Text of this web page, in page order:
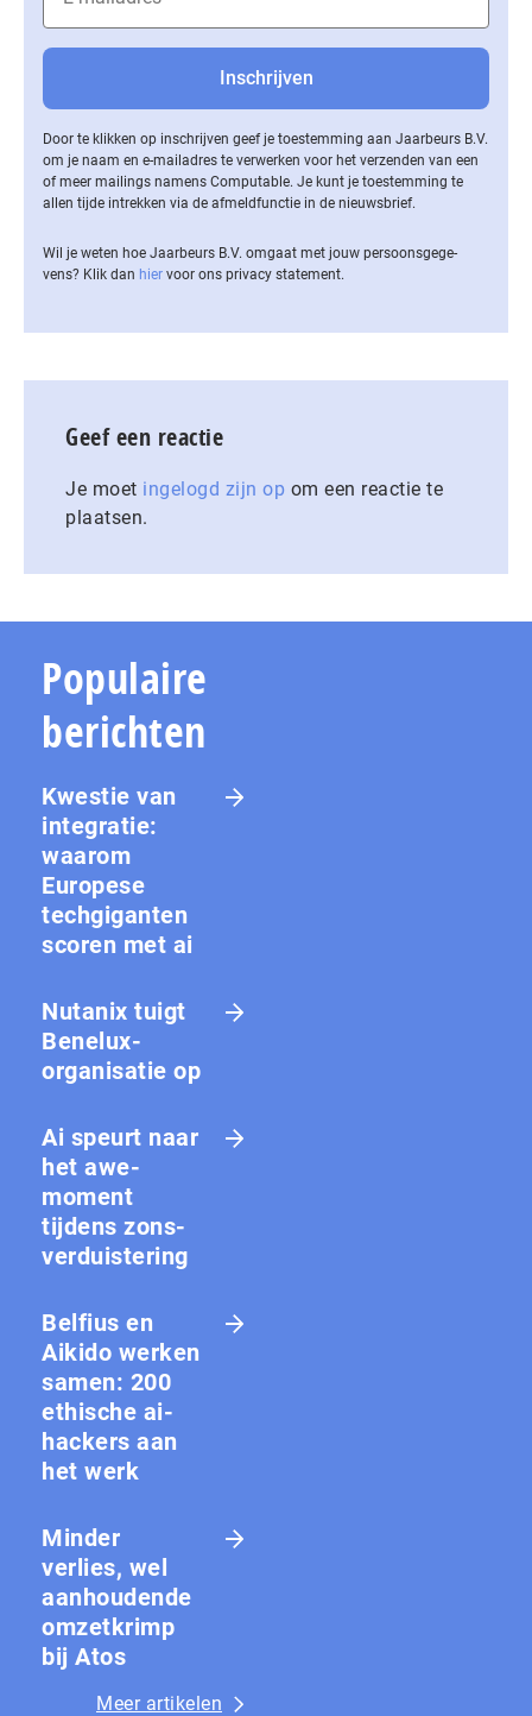
Door te klikken op inschrijven geef je toestemming aan Jaarbeurs B.V.
om je naam en e-mailadres te verwerken voor het verzenden van een
of meer mailings namens Computable. Je kunt je toestemming te
allen tijde intrekken via de af­meld­func­tie in de nieuwsbrief.
Wil je weten hoe Jaarbeurs B.V. omgaat met jouw per­soons­ge­ge­
vens? Klik dan hier voor ons privacy statement.
Geef een reactie
Je moet ingelogd zijn op om een reactie te
plaatsen.
Populaire
berichten
Kwestie van
integratie:
waarom
Europese
techgiganten
scoren met ai
Nutanix tuigt
Benelux-
organisatie op
Ai speurt naar
het awe-
moment
tijdens zons­
ver­duis­te­ring
Belfius en
Aikido werken
samen: 200
ethische ai-
hackers aan
het werk
Minder
verlies, wel
aanhoudende
omzetkrimp
bij Atos
Meer artikelen